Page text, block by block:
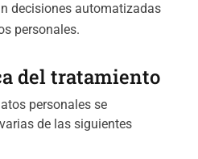
decisiones automatizadas
personales.
del tratamiento
personales se
de las siguientes